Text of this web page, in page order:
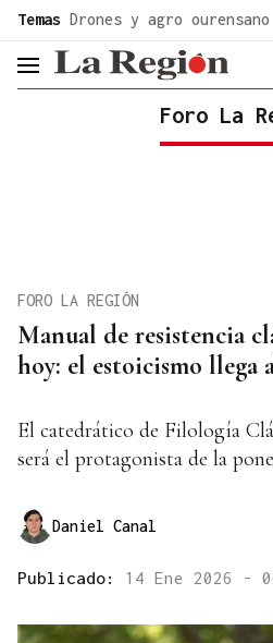
Temas Drones y agro ourensano
header.menu.open
Foro La
Manual de resistencia
hoy: el estoicismo llega
FORO LA REGIÓN
El catedrático de Filología
será el protagonista de la
Daniel Canal
Publicado: 14 Ene 2026 -